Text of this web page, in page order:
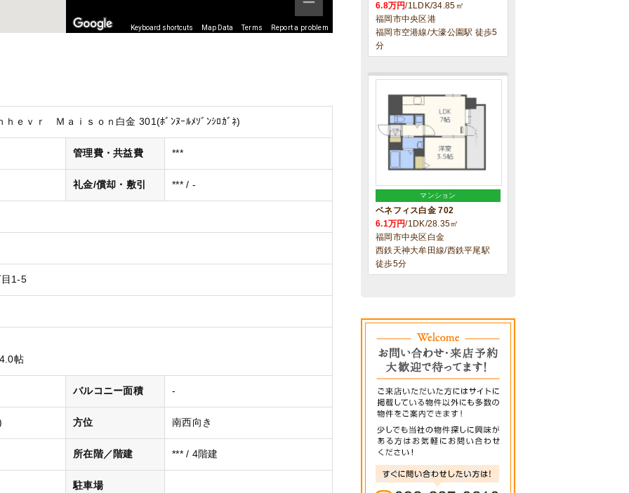
Keyboard shortcuts Map Data Terms Report a problem
ｈｅｖｒ Ｍａｉｓｏｎ白金 301(ﾎﾞﾝﾇｰﾙﾒｿﾞﾝｼﾛｶﾞﾈ)
管理費・共益費 ***
礼金/償却・敷引 *** / -
1-5
帖
バルコニー面積 -
方位 南西向き
所在階／階建 *** / 4階建
駐車場
6.8万円/1LDK/34.85㎡
福岡市中央区港
福岡市空港線/大濠公園駅 徒歩5
分
マンション
ベネフィス白金 702
6.1万円/1DK/28.35㎡
福岡市中央区白金
西鉄天神大牟田線/西鉄平尾駅
徒歩5分